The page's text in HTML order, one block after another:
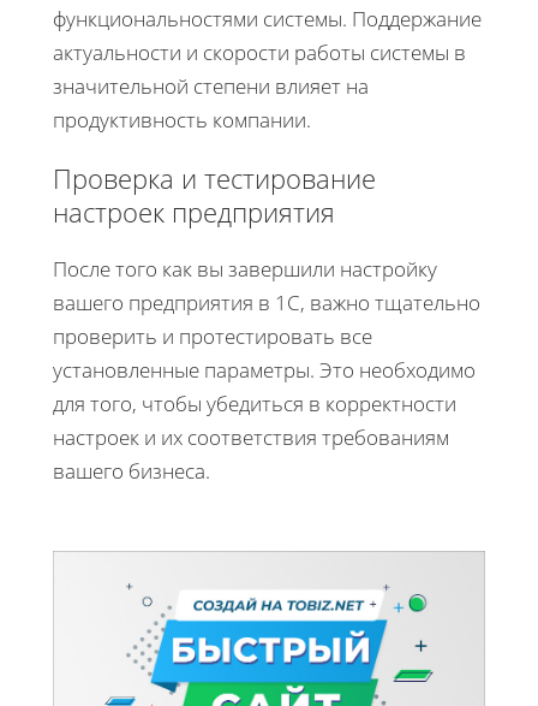
функциональностями системы. Поддержание
актуальности и скорости работы системы в
значительной степени влияет на
продуктивность компании.
Проверка и тестирование
настроек предприятия
После того как вы завершили настройку
вашего предприятия в 1С, важно тщательно
проверить и протестировать все
установленные параметры. Это необходимо
для того, чтобы убедиться в корректности
настроек и их соответствия требованиям
вашего бизнеса.